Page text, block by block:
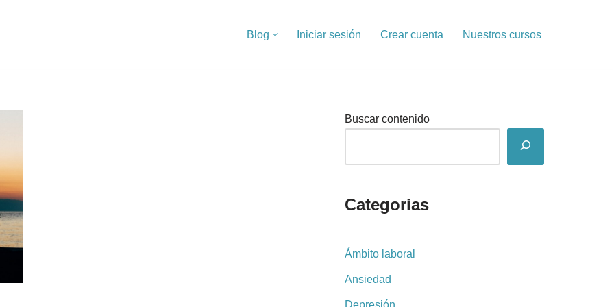
Blog Iniciar sesión Crear cuenta Nuestros cursos
Buscar contenido
Categorias
Ámbito laboral
Ansiedad
Depresión